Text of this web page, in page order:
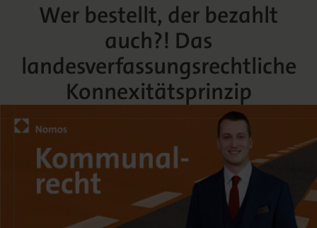
Der Verlag
Über uns
Die Nomos Verlagsgesellschaft
Programm
Praxisliteratur
Wissenschaftlich publizieren
Wissenschaftlich publizieren
Themenwelten
Themenwelten und Newsletter
Wer bestellt, der bezahlt
auch?! Das
landesverfassungsrechtliche
Konnexitätsprinzip